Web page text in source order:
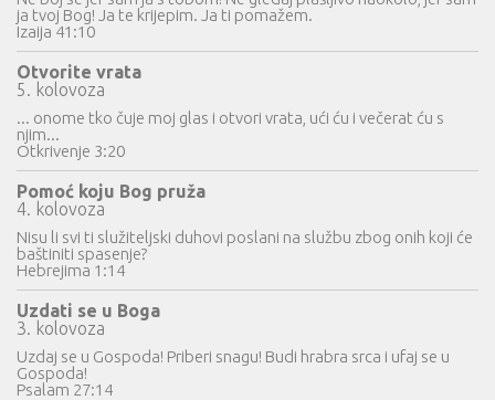
ja tvoj Bog! Ja te krijepim. Ja ti pomažem.
Izaija 41:10
Otvorite vrata
5. kolovoza
... onome tko čuje moj glas i otvori vrata, ući ću i večerat ću s
njim...
Otkrivenje 3:20
Pomoć koju Bog pruža
4. kolovoza
Nisu li svi ti služiteljski duhovi poslani na službu zbog onih koji će
baštiniti spasenje?
Hebrejima 1:14
Uzdati se u Boga
3. kolovoza
Uzdaj se u Gospoda! Priberi snagu! Budi hrabra srca i ufaj se u
Gospoda!
Psalam 27:14